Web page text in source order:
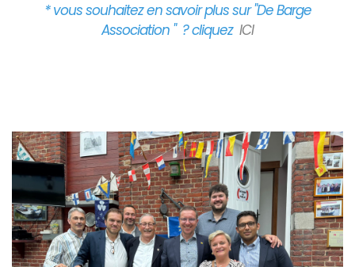
* vous souhaitez en savoir plus sur "De Barge
Association " ? cliquez ICI
Branding
ARMCHAIR